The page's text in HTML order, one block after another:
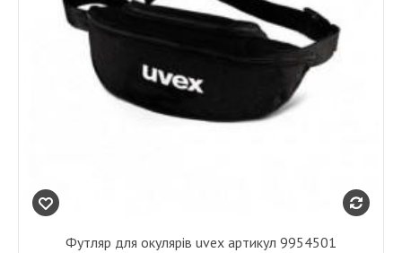
Футляр для окулярів uvex артикул 9954501